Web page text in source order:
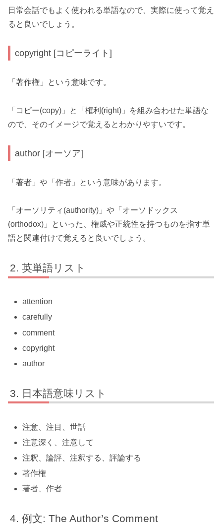
日常会話でもよく使われる単語なので、実際に使って覚え
ると良いでしょう。
copyright [コピーライト]
「著作権」という意味です。
「コピー(copy)」と「権利(right)」を組み合わせた単語な
ので、そのイメージで覚えるとわかりやすいです。
author [オーソア]
「著者」や「作者」という意味があります。
「オーソリティ(authority)」や「オーソドックス
(orthodox)」といった、権威や正統性を持つものを指す単
語と関連付けて覚えると良いでしょう。
英単語リスト
attention
carefully
comment
copyright
author
日本語意味リスト
注意、注目、世話
注意深く、注意して
注釈、論評、注釈する、評論する
著作権
著者、作者
例文: The Author’s Comment